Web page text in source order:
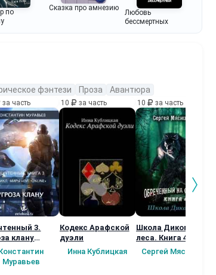
по
Сказка про амнезию
Любовь
бессмертных
фэнтези Проза Авантюра
за часть
3.
клану
Муравьев
10 за часть
Кодекс Арафской
дуэли
Инна Кублицкая
10 за часть
Школа Дикого
леса. Книга 4
Сергей Мясищев